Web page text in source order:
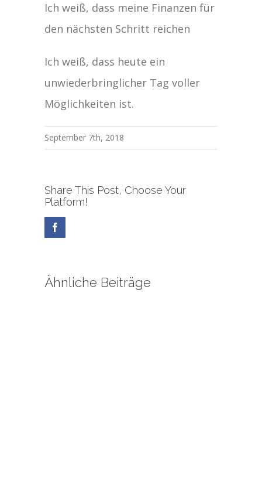
Ich weiß, dass meine Finanzen für
den nächsten Schritt reichen
Ich weiß, dass heute ein
unwiederbringlicher Tag voller
Möglichkeiten ist.
September 7th, 2018
Share This Post, Choose Your
Platform!
Ähnliche Beiträge